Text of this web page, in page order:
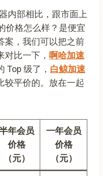
内部相比，跟市面上
价格怎么样？是便宜
案，我们可以把之前
比一下， 啊哈加速
Top 级了， 白鲸加速
较平价的。放在一起
年会员
价格
（元）
一年会员
价格
（元）